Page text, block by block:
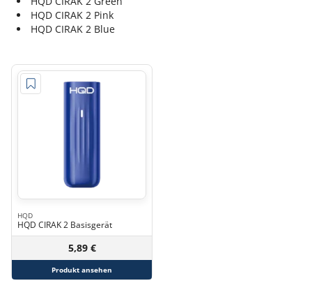
HQD CIRAK 2 Pink
HQD CIRAK 2 Blue
HQD
HQD CIRAK 2 Basisgerät
5,89 €
Produkt ansehen